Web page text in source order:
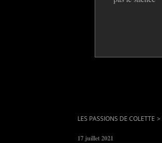
LES PASSIONS DE COLETTE >
17 juillet 2021